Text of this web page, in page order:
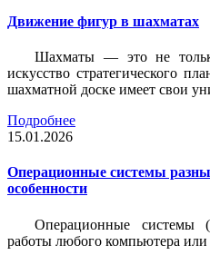
Движение фигур в шахматах
Шахматы — это не
искусство стратегического
шахматной доске имеет свои
Подробнее
15.01.2026
Операционные системы
особенности
Операционные системы
работы любого компьютера или